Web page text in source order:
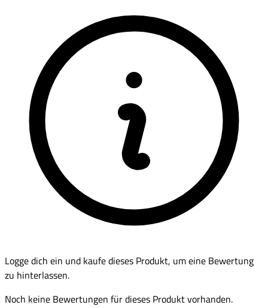
Logge dich ein und kaufe dieses Produkt, um eine Bewertung
zu hinterlassen.
Noch keine Bewertungen für dieses Produkt vorhanden.